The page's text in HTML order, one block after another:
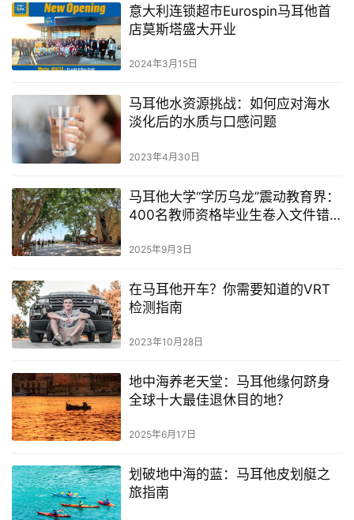
意大利连锁超市Eurospin马耳他首
店莫斯塔盛大开业
2024年3月15日
马耳他水资源挑战：如何应对海水
淡化后的水质与口感问题
2023年4月30日
马耳他大学“学历乌龙”震动教育界：
400名教师资格毕业生卷入文件错
2025年9月3日
在马耳他开车？你需要知道的VRT
检测指南
2023年10月28日
地中海养老天堂：马耳他缘何跻身
全球十大最佳退休目的地？
2025年6月17日
划破地中海的蓝：马耳他皮划艇之
旅指南